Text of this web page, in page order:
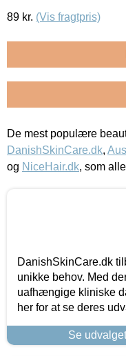
89 kr. (Vis fragtpris)
De mest populære
DanishSkinCare.dk,
og NiceHair.dk, som
DanishSkinCare.dk
unikke behov. Med
uafhængige kliniske
her for at se deres
Se